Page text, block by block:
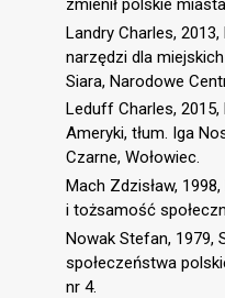
zmienił polskie
Landry Charles,
narzędzi dla
Siara, Narodowe
Leduff Charles, 2015,
Ameryki, tłum. Iga
Czarne, Wołowiec.
Mach Zdzisław,
i tożsamość
Nowak Stefan, 1979,
społeczeństwa
nr 4.